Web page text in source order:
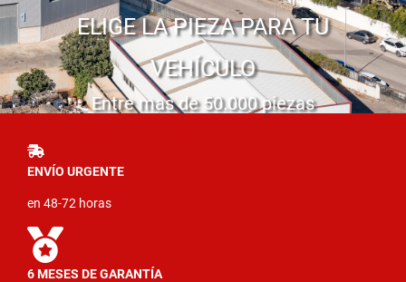
ELIGE LA PIEZA PARA TU
VEHÍCULO
Entre mas de 50.000 piezas
ENVÍO URGENTE
en 48-72 horas
6 MESES DE GARANTÍA